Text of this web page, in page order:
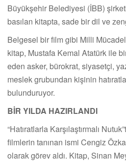
Büyükşehir Belediyesi (İBB)
basılan kitapta, sade bir dil ve
Belgesel bir film gibi Milli
kitap, Mustafa Kemal Atatürk ile
eden asker, bürokrat, siyasetçi,
meslek grubundan kişinin
bulunduruyor.
BİR YILDA HAZIRLANDI
“Hatıratlarla Karşılaştırmalı
filmlerin tanınan ismi Cengiz
olarak görev aldı. Kitap, Sinan